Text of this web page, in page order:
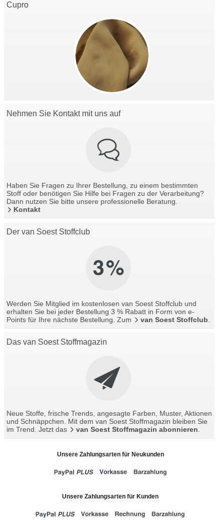
Cupro
Nehmen Sie Kontakt mit uns auf
Haben Sie Fragen zu Ihrer Bestellung, zu einem bestimmten
Stoff oder benötigen Sie Hilfe bei Fragen zu der Verarbeitung?
Dann nutzen Sie bitte unsere professionelle Beratung.
Kontakt
Der van Soest Stoffclub
Werden Sie Mitglied im kostenlosen van Soest Stoffclub und
erhalten Sie bei jeder Bestellung 3 % Rabatt in Form von e-
Points für Ihre nächste Bestellung. Zum
van Soest Stoffclub
Das van Soest Stoffmagazin
Neue Stoffe, frische Trends, angesagte Farben, Muster, Aktionen
und Schnäppchen. Mit dem van Soest Stoffmagazin bleiben Sie
im Trend. Jetzt das
van Soest Stoffmagazin abonnieren.
Unsere Zahlungsarten für Neukunden
Unsere Zahlungsarten für Kunden